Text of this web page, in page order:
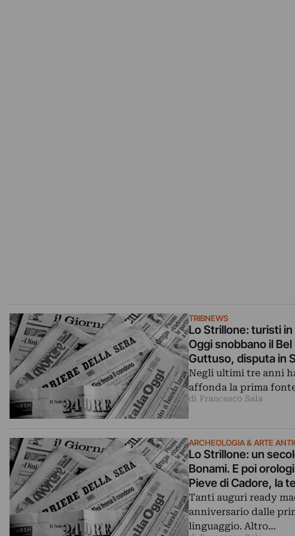
TRIBNEWS
Lo Strillone: turisti
Oggi snobbano il
Guttuso, disputa in
Negli ultimi tre anni
affonda la prima
di Francesco Sala
ARCHEOLOGIA & ARTE
Lo Strillone: un
Bonami. E poi
Pieve di Cadore, la
Tanti auguri ready
anniversario dalle
linguaggio. Altro…